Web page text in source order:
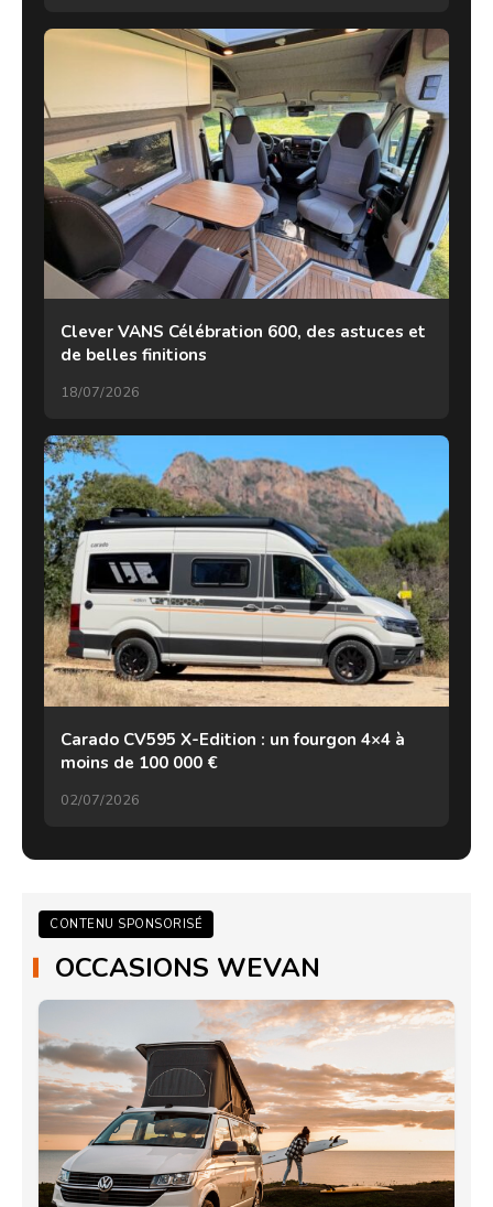
Clever VANS Célébration 600, des astuces et
de belles finitions
18/07/2026
Carado CV595 X-Edition : un fourgon 4×4 à
moins de 100 000 €
02/07/2026
CONTENU SPONSORISÉ
OCCASIONS WEVAN